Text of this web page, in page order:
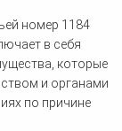
номер 1184
в себя
которые
и органами
по причине